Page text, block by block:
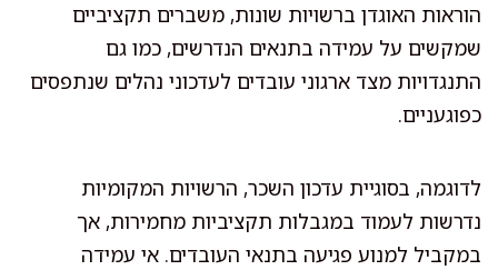
הוראות האוגדן ברשויות שונות, משברים תקציביים
שמקשים על עמידה בתנאים הנדרשים, כמו גם
התנגדויות מצד ארגוני עובדים לעדכוני נהלים שנתפסים
כפוגעניים.
לדוגמה, בסוגיית עדכון השכר, הרשויות המקומיות
נדרשות לעמוד במגבלות תקציביות מחמירות, אך
במקביל למנוע פגיעה בתנאי העובדים. אי עמידה